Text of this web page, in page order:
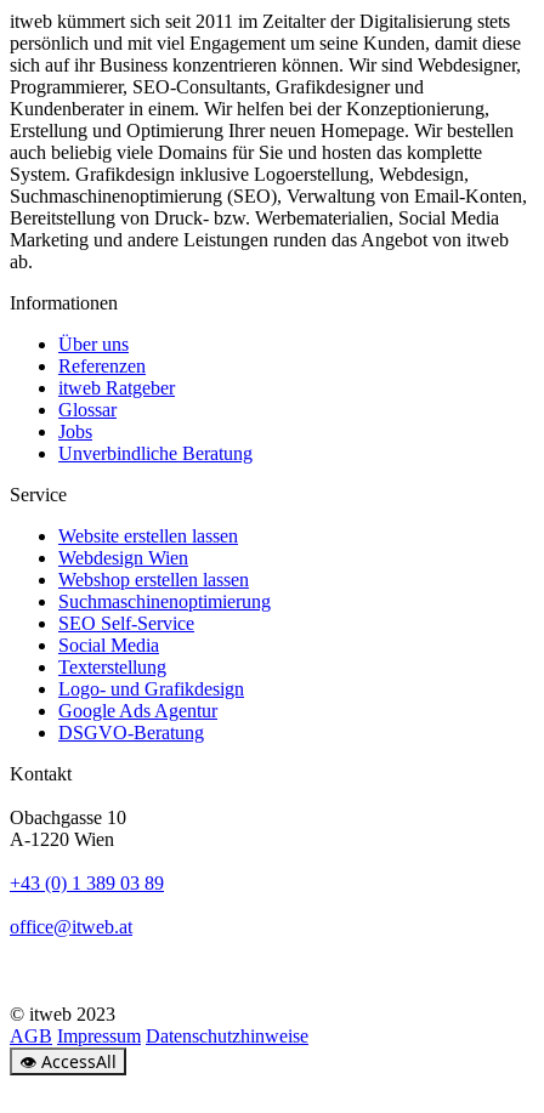
itweb kümmert sich seit 2011 im Zeitalter der Digitalisierung stets
persönlich und mit viel Engagement um seine Kunden, damit diese
sich auf ihr Business konzentrieren können. Wir sind Webdesigner,
Programmierer, SEO-Consultants, Grafikdesigner und
Kundenberater in einem. Wir helfen bei der Konzeptionierung,
Erstellung und Optimierung Ihrer neuen Homepage. Wir bestellen
auch beliebig viele Domains für Sie und hosten das komplette
System. Grafikdesign inklusive Logoerstellung, Webdesign,
Suchmaschinen­optimierung (SEO), Verwaltung von Email-Konten,
Bereitstellung von Druck- bzw. Werbematerialien, Social Media
Marketing und andere Leistungen runden das Angebot von itweb
ab.
Informationen
Über uns
Referenzen
itweb Ratgeber
Glossar
Jobs
Unverbindliche Beratung
Service
Website erstellen lassen
Webdesign Wien
Webshop erstellen lassen
Suchmaschinenoptimierung
SEO Self-Service
Social Media
Texterstellung
Logo- und Grafikdesign
Google Ads Agentur
DSGVO-Beratung
Kontakt
Obachgasse 10
A-1220 Wien
+43 (0) 1 389 03 89
office@itweb.at
© itweb 2023
AGB Impressum Datenschutzhinweise
👁 AccessAll